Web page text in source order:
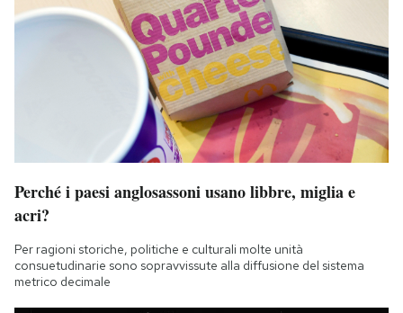
Perché i paesi anglosassoni usano libbre, miglia e
acri?
Per ragioni storiche, politiche e culturali molte unità
consuetudinarie sono sopravvissute alla diffusione del sistema
metrico decimale